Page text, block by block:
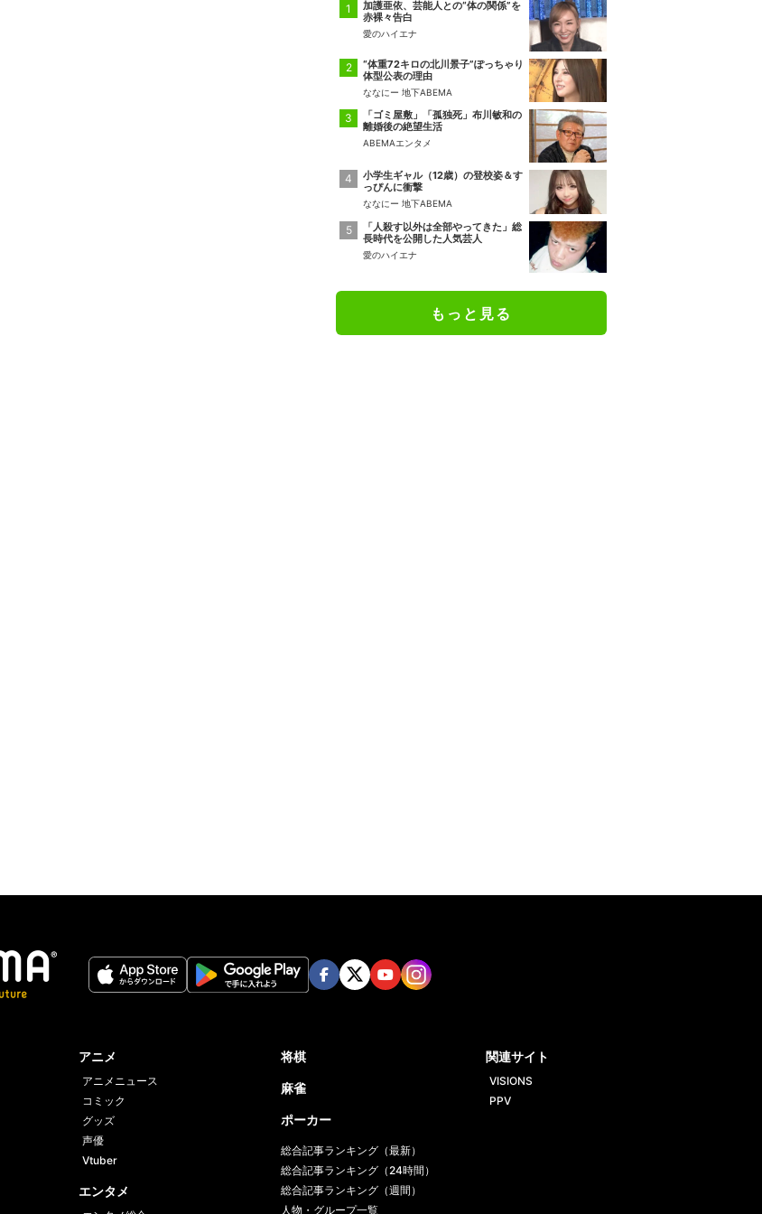
加護亜依、芸能人との“体の関係”を
赤裸々告白
愛のハイエナ
“体重72キロの北川景子”ぽっちゃり
体型公表の理由
ななにー 地下ABEMA
「ゴミ屋敷」「孤独死」布川敏和の
離婚後の絶望生活
ABEMAエンタメ
小学生ギャル（12歳）の登校姿＆す
っぴんに衝撃
ななにー 地下ABEMA
「人殺す以外は全部やってきた」総
長時代を公開した人気芸人
愛のハイエナ
もっと見る
アニメ
アニメニュース
コミック
グッズ
声優
Vtuber
エンタメ
将棋
麻雀
ポーカー
総合記事ランキング（最新）
総合記事ランキング（24時間）
総合記事ランキング（週間）
人物・グループ一覧
関連サイト
VISIONS
PPV